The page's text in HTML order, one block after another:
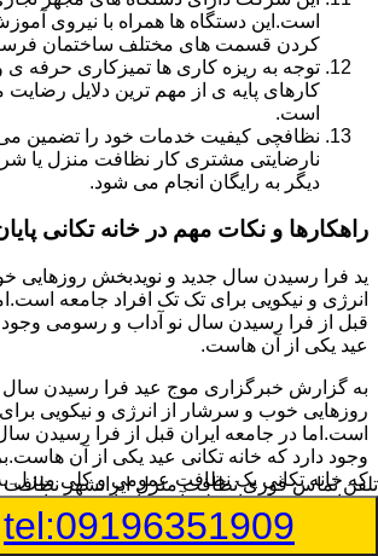
است.این دستگاه ها همراه با نیروی
کردن قسمت های مختلف ساختمان
توجه به ریزه کاری ها تمیزکاری حرفه ی
کارهای پایه ی از مهم ترین دلایل
است.
نظافچی کیفیت خدمات خود را تضمین
نارضایتی مشتری کار نظافت منزل یا
دیگر به رایگان انجام می شود.
راهکارها و نکات مهم در خانه تکانی
ید فرا رسیدن سال جدید و نویدبخش روزهایی
انرژی و نیکویی برای تک تک افراد جامعه
قبل از فرا رسیدن سال نو آداب و رسومی وجود
عید یکی از آن هاست.
به گزارش خبرگزاری موج عید فرا رسیدن سال
روزهایی خوب و سرشار از انرژی و نیکویی
است.اما در جامعه ایران قبل از فرا رسیدن
وجود دارد که خانه تکانی عید یکی از آن
که خانه تکانی یک نظافت عمومی و کلی منزل
بخواهیم به طور اصولی آن را انجام دهیم باید
بیشتر داشته باشیم.
تلفن تماس فورینظافت منزل ایرانشهر نظافت
tel:09196351909